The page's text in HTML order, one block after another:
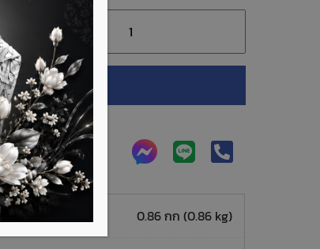
ใส่ตะกร้า
0.86 กก (0.86 kg)